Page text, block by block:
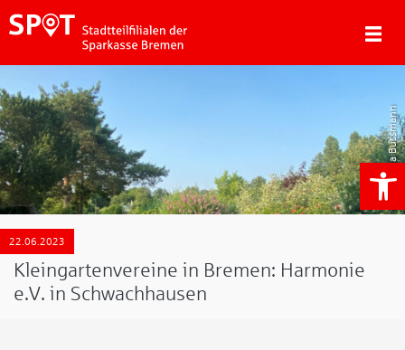
Linda Bussmann
22.06.2023
Kleingartenvereine in Bremen: Harmonie
e.V. in Schwachhausen